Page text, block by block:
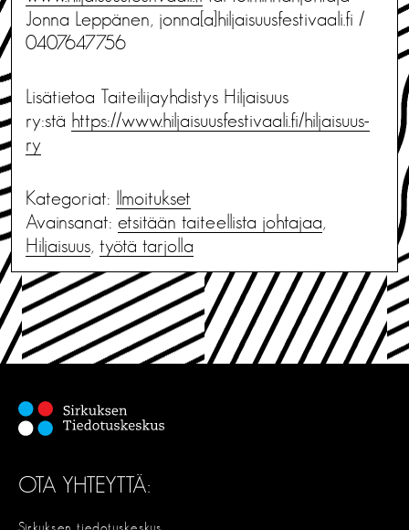
Jonna Leppänen, jonna[a]hiljaisuusfestivaali.fi /
0407647756
Lisätietoa Taiteilijayhdistys Hiljaisuus
ry:stä https://www.hiljaisuusfestivaali.fi/hiljaisuus-
ry
Kategoriat: Ilmoitukset
Avainsanat: etsitään taiteellista johtajaa,
Hiljaisuus, työtä tarjolla
OTA YHTEYTTÄ: